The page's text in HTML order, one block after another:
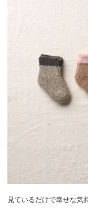
見ているだけで幸せな気